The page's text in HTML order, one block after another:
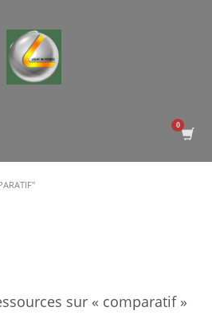
sur « comparatif »